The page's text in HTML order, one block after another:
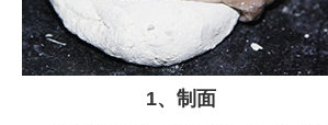
1、制面